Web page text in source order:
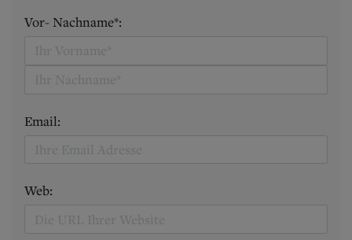
Vor- Nachname*:
Email:
Web: